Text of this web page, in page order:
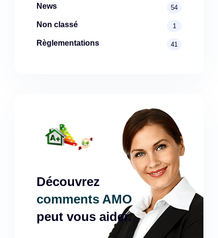
News 54
Non classé 1
Règlementations 41
Découvrez
comments AMO
peut vous aider.